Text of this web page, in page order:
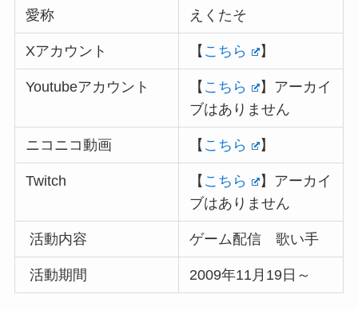
愛称 えくたそ
Xアカウント 【 こちら 】
Youtubeアカウント 【 こちら
】アーカイ
ブはありません
ニコニコ動画 【 こちら 】
Twitch 【 こちら
】アーカイ
ブはありません
活動内容 ゲーム配信 歌い手
活動期間 2009年11月19日～